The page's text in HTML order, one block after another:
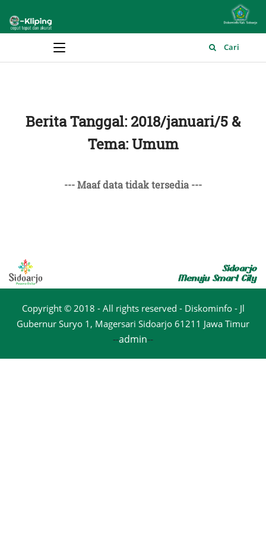
Main Menu Cari
Berita Tanggal: 2018/januari/5 &
Tema: Umum
--- Maaf data tidak tersedia ---
Copyright © 2018 - All rights reserved - Diskominfo - Jl
Gubernur Suryo 1, Magersari Sidoarjo 61211 Jawa Timur
--admin--